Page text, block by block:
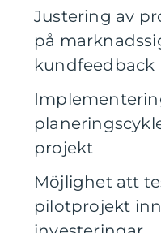
Justering av
på
kundfeedback
projekt
Möjlighet att
pilotprojekt